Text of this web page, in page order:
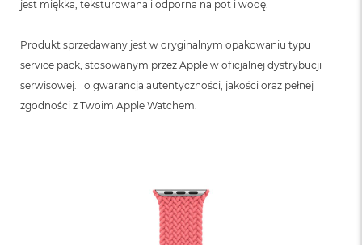
jest miękka, teksturowana i odporna na pot i wodę.
Produkt sprzedawany jest w oryginalnym opakowaniu typu
service pack, stosowanym przez Apple w oficjalnej dystrybucji
serwisowej. To gwarancja autentyczności, jakości oraz pełnej
zgodności z Twoim Apple Watchem.